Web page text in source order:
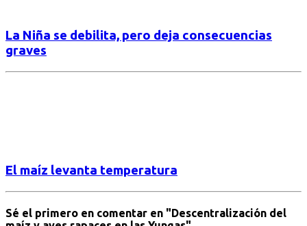
La Niña se debilita, pero deja consecuencias
graves
El maíz levanta temperatura
Sé el primero en comentar en "Descentralización del